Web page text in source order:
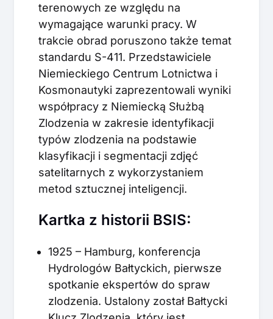
terenowych ze względu na
wymagające warunki pracy. W
trakcie obrad poruszono także temat
standardu S-411. Przedstawiciele
Niemieckiego Centrum Lotnictwa i
Kosmonautyki zaprezentowali wyniki
współpracy z Niemiecką Służbą
Zlodzenia w zakresie identyfikacji
typów zlodzenia na podstawie
klasyfikacji i segmentacji zdjęć
satelitarnych z wykorzystaniem
metod sztucznej inteligencji.
Kartka z historii BSIS:
1925 – Hamburg, konferencja
Hydrologów Bałtyckich, pierwsze
spotkanie ekspertów do spraw
zlodzenia. Ustalony został Bałtycki